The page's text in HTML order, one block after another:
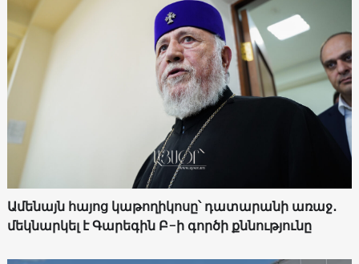
Ամենայն հայոց կաթողիկոսը՝ դատարանի առաջ․
մեկնարկել է Գարեգին Բ-ի գործի քննությունը